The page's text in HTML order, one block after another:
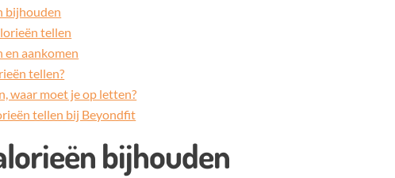
bijhouden
tellen
en aankomen
tellen?
waar moet je op letten?
tellen bij Beyondfit
bijhouden